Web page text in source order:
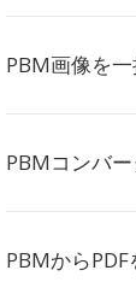
PBM画像を
PBMコンバ
PBMから